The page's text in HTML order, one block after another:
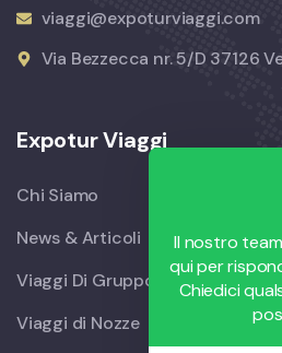
viaggi@expoturviaggi.com
Via Bezzecca nr. 5/D 37126
Expotur Viaggi
Chi Siamo
News & Articoli
Viaggi Di Gruppo
Viaggi di Nozze
Il nostro
qui per
Chiedici